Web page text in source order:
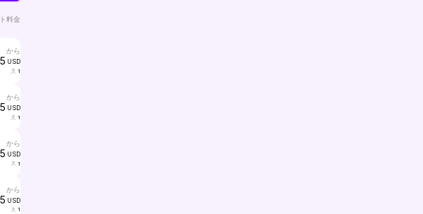
料金
から
USD
1
から
USD
1
から
USD
1
から
USD
1